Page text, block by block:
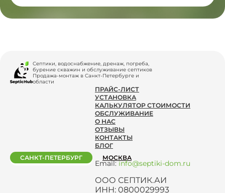
Септики, водоснабжение, дренаж, погреба,
бурение скважин и обслуживание септиков
Продажа-монтаж в Санкт-Петербурге и
области
ПРАЙС-ЛИСТ
УСТАНОВКА
КАЛЬКУЛЯТОР СТОИМОСТИ
ОБСЛУЖИВАНИЕ
О НАС
ОТЗЫВЫ
КОНТАКТЫ
БЛОГ
Email:info@septiki-dom.ru
ООО СЕПТИК.АИ
ИНН: 0800029993
САНКТ-ПЕТЕРБУРГ МОСКВА